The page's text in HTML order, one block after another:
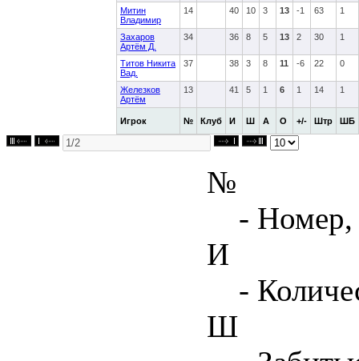
Игрок № Клуб И Ш А О +/- Штр ШБ
Митин
Владимир
14 40 10 3 13 -1 63 1
Захаров
Артём Д.
34 36 8 5 13 2 30 1
Титов Никита
Вад.
37 38 3 8 11 -6 22 0
Железков
Артём
13 41 5 1 6 1 14 1
№
- Номер,
И
-
Ш